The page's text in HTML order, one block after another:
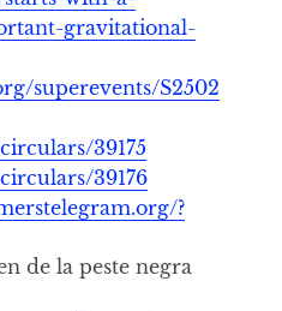
gravitational-
superevents/S2502
39175
39176
?
de la peste negra